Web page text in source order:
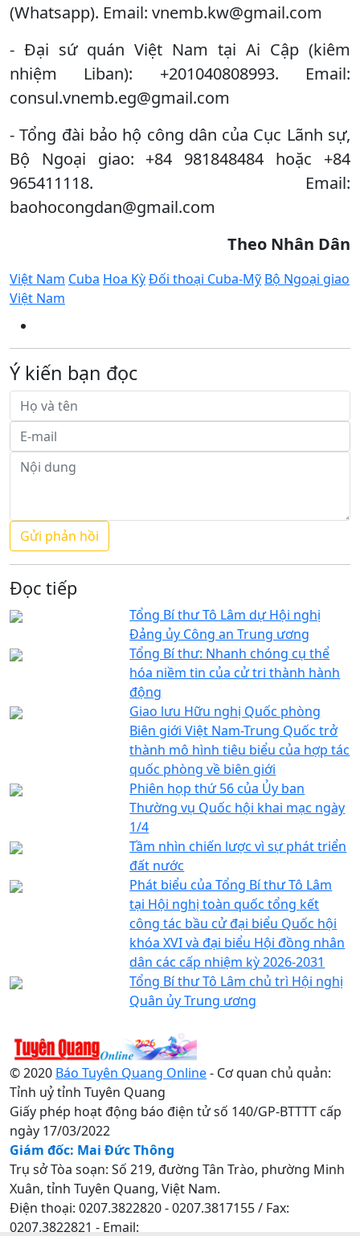
(Whatsapp). Email: vnemb.kw@gmail.com
- Đại sứ quán Việt Nam tại Ai Cập (kiêm
nhiệm Liban): +201040808993. Email:
consul.vnemb.eg@gmail.com
- Tổng đài bảo hộ công dân của Cục Lãnh sự,
Bộ Ngoại giao: +84 981848484 hoặc +84
965411118. Email:
baohocongdan@gmail.com
Theo Nhân Dân
Việt Nam Cuba Hoa KỳĐối thoại Cuba-Mỹ Bộ Ngoại giao
Việt Nam
Ý kiến bạn đọc
Đọc tiếp
Tổng Bí thư Tô Lâm dự Hội nghị
Đảng ủy Công an Trung ương
Tổng Bí thư: Nhanh chóng cụ thể
hóa niềm tin của cử tri thành hành
động
Giao lưu Hữu nghị Quốc phòng
Biên giới Việt Nam-Trung Quốc trở
thành mô hình tiêu biểu của hợp tác
quốc phòng về biên giới
Phiên họp thứ 56 của Ủy ban
Thường vụ Quốc hội khai mạc ngày
1/4
Tầm nhìn chiến lược vì sự phát triển
đất nước
Phát biểu của Tổng Bí thư Tô Lâm
tại Hội nghị toàn quốc tổng kết
công tác bầu cử đại biểu Quốc hội
khóa XVI và đại biểu Hội đồng nhân
dân các cấp nhiệm kỳ 2026-2031
Tổng Bí thư Tô Lâm chủ trì Hội nghị
Quân ủy Trung ương
© 2020 Báo Tuyên Quang Online- Cơ quan chủ quản:
Tỉnh uỷ tỉnh Tuyên Quang
Giấy phép hoạt động báo điện tử số 140/GP-BTTTT cấp
ngày 17/03/2022
Giám đốc: Mai Đức Thông
Trụ sở Tòa soạn: Số 219, đường Tân Trào, phường Minh
Xuân, tỉnh Tuyên Quang, Việt Nam.
Điện thoại: 0207.3822820 - 0207.3817155 / Fax:
0207.3822821 - Email: